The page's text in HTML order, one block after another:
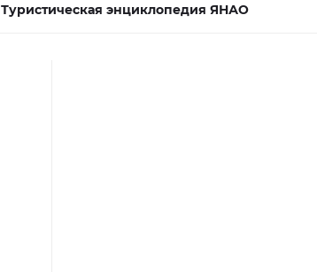
Туристическая энциклопедия ЯНАО